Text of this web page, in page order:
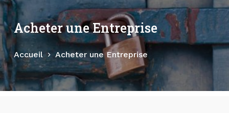
a
c
o
n
t
e
Acheter une Entreprise
Accueil Acheter une Entreprise